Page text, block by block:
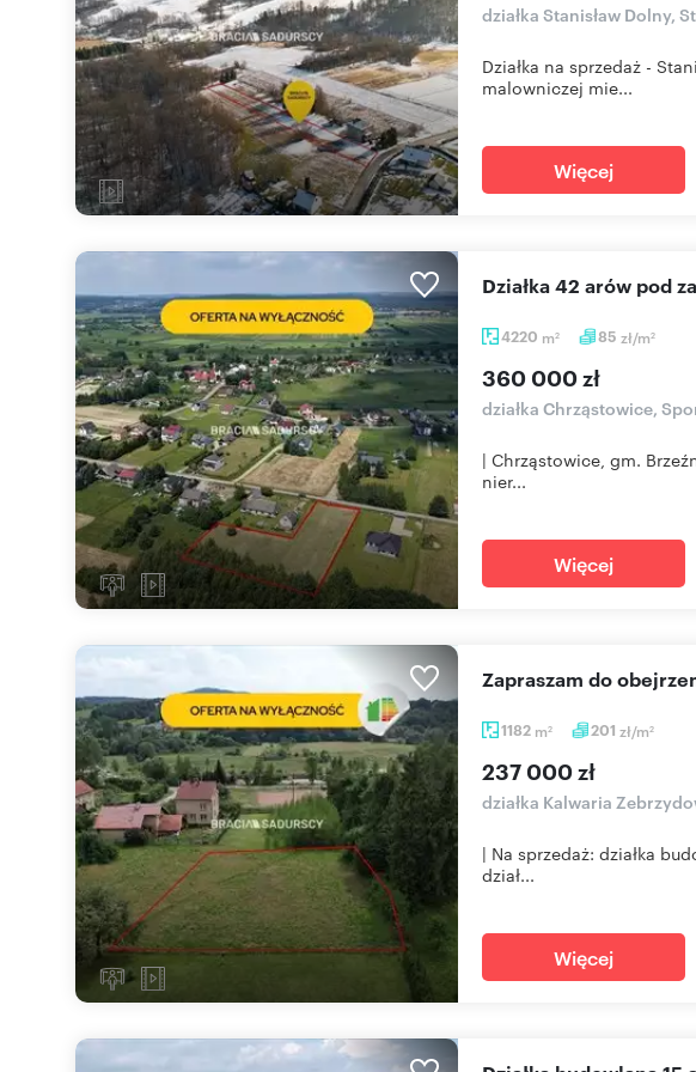
działka Stanisław Dolny,
Działka na sprzedaż -
malowniczej mie...
Więcej
4220 m2 85 zł/m2
Działka 42 arów pod
360 000 zł
działka Chrząstowice,
| Chrząstowice, gm.
nier...
Więcej
1182 m2 201 zł/m2
Zapraszam do
237 000 zł
działka Kalwaria
| Na sprzedaż: działka
dział...
Więcej